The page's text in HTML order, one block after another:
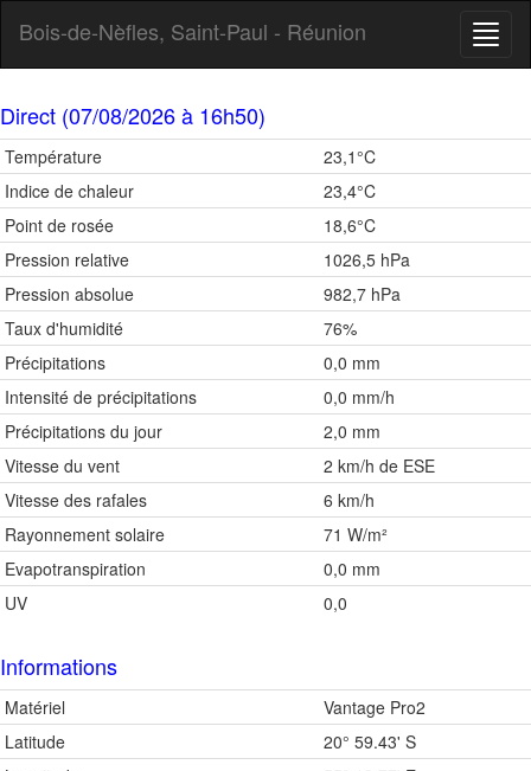
Bois-de-Nèfles, Saint-Paul - Réunion
Direct (07/08/2026 à 16h50)
Température
23,1°C
Indice de chaleur
23,4°C
Point de rosée
18,6°C
Pression relative
1026,5 hPa
Pression absolue
982,7 hPa
Taux d'humidité
76%
Précipitations
0,0 mm
Intensité de précipitations
0,0 mm/h
Précipitations du jour
2,0 mm
Vitesse du vent
2 km/h de ESE
Vitesse des rafales
6 km/h
Rayonnement solaire
71 W/m²
Evapotranspiration
0,0 mm
UV
0,0
Informations
Matériel
Vantage Pro2
Latitude
20° 59.43' S